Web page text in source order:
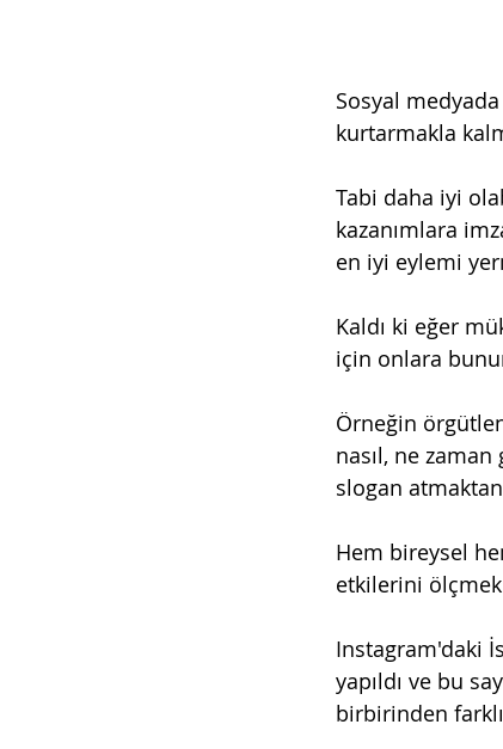
Sosyal
kurtarmakla
Tabi daha iyi
kazanımlara
en iyi eylemi
Kaldı ki eğer
için onlara
Örneğin
nasıl, ne
slogan
Hem bireysel
etkilerini
Instagram'daki
yapıldı ve bu
birbirinden farklı